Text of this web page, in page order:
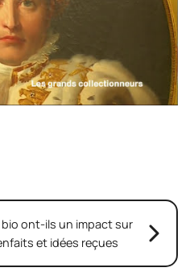
bio ont-ils un impact sur
et idées reçues